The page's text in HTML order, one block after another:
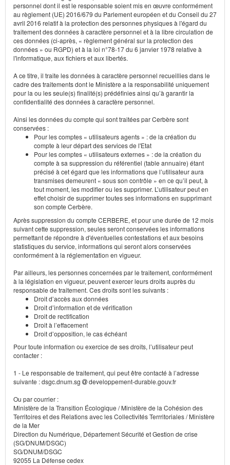
personnel dont il est le responsable soient mis en œuvre conformément
au règlement (UE) 2016/679 du Parlement européen et du Conseil du 27
avril 2016 relatif à la protection des personnes physiques à l'égard du
traitement des données à caractère personnel et à la libre circulation de
ces données (ci-après, « règlement général sur la protection des
données » ou RGPD) et à la loi n°78-17 du 6 janvier 1978 relative à
l'informatique, aux fichiers et aux libertés.
A ce titre, il traite les données à caractère personnel recueillies dans le
cadre des traitements dont le Ministère a la responsabilité uniquement
pour la ou les seule(s) finalité(s) prédéfinies ainsi qu’à garantir la
confidentialité des données à caractère personnel.
Ainsi les données du compte qui sont traitées par Cerbère sont
conservées :
Pour les comptes « utilisateurs agents » : de la création du
compte à leur départ des services de l'Etat
Pour les comptes « utilisateurs externes » : de la création du
compte à sa suppression du référentiel (table annuaire) étant
précisé à cet égard que les informations que l’utilisateur aura
transmises demeurent « sous son contrôle » en ce qu’il peut, à
tout moment, les modifier ou les supprimer. L’utilisateur peut en
effet choisir de supprimer toutes ses informations en supprimant
son compte Cerbère.
Après suppression du compte CERBERE, et pour une durée de 12 mois
suivant cette suppression, seules seront conservées les informations
permettant de répondre à d'éventuelles contestations et aux besoins
statistiques du service, informations qui seront alors conservées
conformément à la réglementation en vigueur.
Par ailleurs, les personnes concernées par le traitement, conformément
à la législation en vigueur, peuvent exercer leurs droits auprès du
responsable de traitement. Ces droits sont les suivants :
Droit d’accès aux données
Droit d’information et de vérification
Droit de rectification
Droit à l’effacement
Droit d’opposition, le cas échéant
Pour toute information ou exercice de ses droits, l’utilisateur peut
contacter :
1 - Le responsable de traitement, qui peut être contacté à l’adresse
suivante : dsgc.dnum.sg
developpement-durable.gouv.fr
Ou par courrier :
Ministère de la Transition Écologique / Ministère de la Cohésion des
Territoires et des Relations avec les Collectivités Terrritoriales / Ministère
de la Mer
Direction du Numérique, Département Sécurité et Gestion de crise
(SG/DNUM/DSGC)
SG/DNUM/DSGC
92055 La Défense cedex